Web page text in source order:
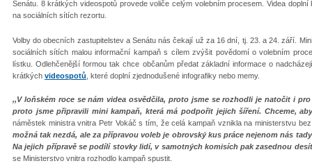
Senátu. 8 krátkých videospotů provede voliče celým volebním procesem. Videa
na sociálních sítích rezortu.
Volby do obecních zastupitelstev a Senátu nás čekají už za 16 dní, tj. 23. a 24. září.
sociálních sítích malou informační kampaň s cílem zvýšit povědomí o volebním
lístku. Odlehčenější formou tak chce občanům předat základní informace o
krátkých videospotů , které doplní zjednodušené infografiky nebo memy.
‚‚V loňském roce se nám videa osvědčila, proto jsme se rozhodli je natočit i
proto jsme připravili mini kampaň, která má podpořit jejich šíření. Chceme,
náměstek ministra vnitra Petr Vokáč s tím, že celá kampaň vznikla na ministerstvu
možná tak nezdá, ale za přípravou voleb je obrovský kus práce nejenom nás
Na jejich přípravě se podílí stovky lidí, v samotných komisích pak zasednou
se Ministerstvo vnitra rozhodlo kampaň spustit.